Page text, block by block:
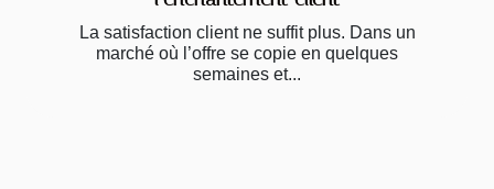
La satisfaction client ne suffit plus. Dans un
marché où l’offre se copie en quelques
semaines et...